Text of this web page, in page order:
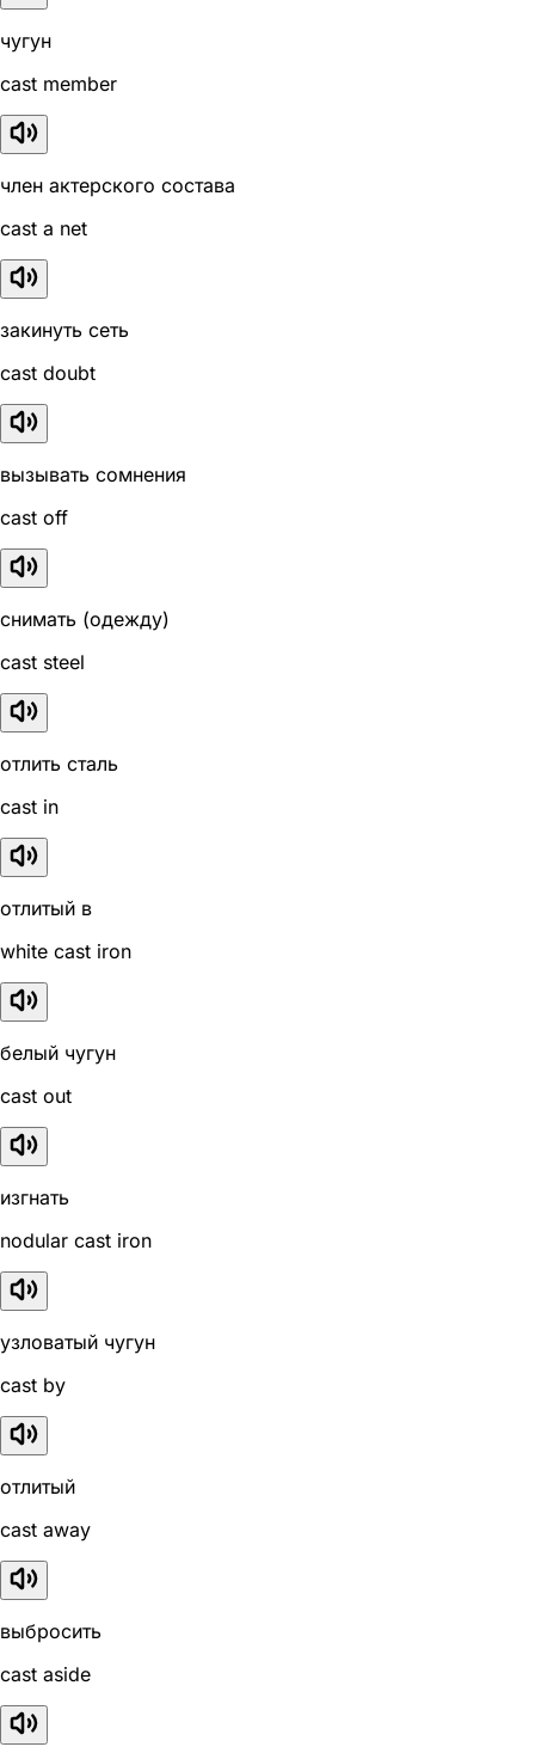
чугун
cast member
член актерского состава
cast a net
закинуть сеть
cast doubt
вызывать сомнения
cast off
снимать (одежду)
cast steel
отлить сталь
cast in
отлитый в
white cast iron
белый чугун
cast out
изгнать
nodular cast iron
узловатый чугун
cast by
отлитый
cast away
выбросить
cast aside